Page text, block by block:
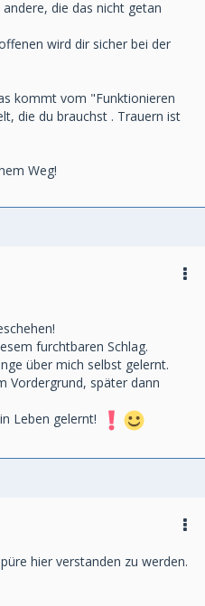
die das nicht getan
wird dir sicher bei der
kommt vom "Funktionieren
die du brauchst . Trauern ist
Weg!
furchtbaren Schlag.
über mich selbst gelernt.
Vordergrund, später dann
Leben gelernt!
hier verstanden zu werden.